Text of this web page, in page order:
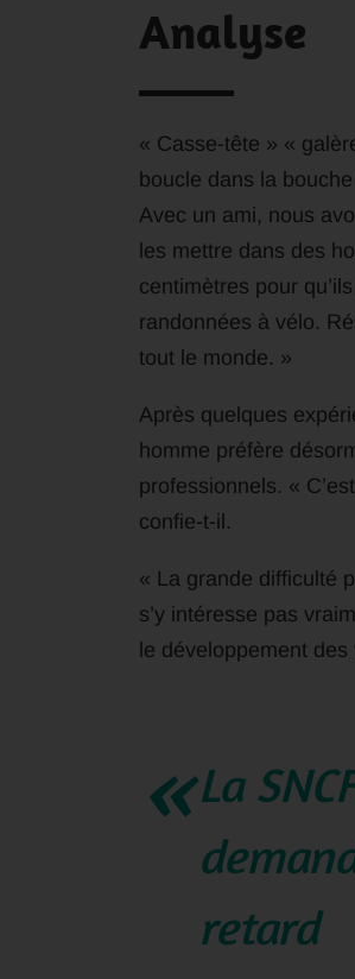
Analyse
« Casse-tête » «
boucle dans la
Avec un ami, nous
les mettre dans des
centimètres pour
randonnées à vélo.
tout le monde. »
Après quelques
homme préfère
professionnels. «
confie-t-il.
« La grande difficulté
s’y intéresse pas
le développement
La
retard